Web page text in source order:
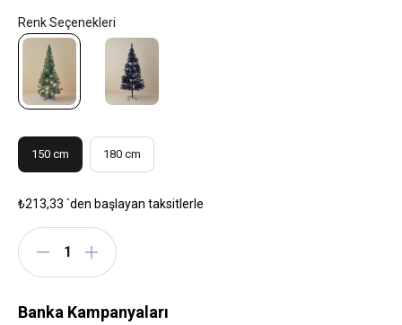
150 cm 180 cm
₺213,33 `den başlayan taksitlerle
Banka Kampanyaları